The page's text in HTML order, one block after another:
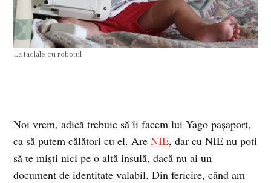
La taclale cu robotul
Noi vrem, adică trebuie să îi facem lui Yago pașaport,
ca să putem călători cu el. AreNIE, dar cu NIE nu poti
să te miști nici pe o altă insulă, dacă nu ai un
document de identitate valabil. Din fericire, când am